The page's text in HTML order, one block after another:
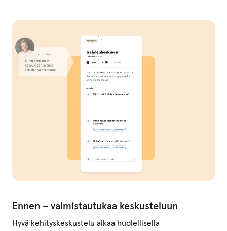
Ennen – valmistautukaa keskusteluun
Hyvä kehityskeskustelu alkaa huolellisella